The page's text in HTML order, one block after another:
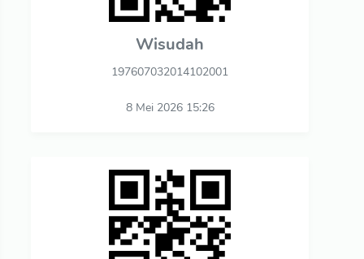
Wisudah
197607032014102001
8 Mei 2026 15:26